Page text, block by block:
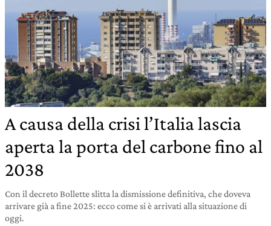
A causa della crisi l’Italia lascia
aperta la porta del carbone fino al
2038
Con il decreto Bollette slitta la dismissione definitiva, che doveva
arrivare già a fine 2025: ecco come si è arrivati alla situazione di
oggi.